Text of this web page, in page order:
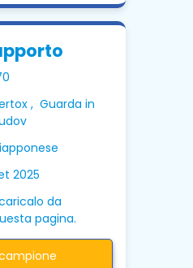
, Guarda in
2025
da
pagina.